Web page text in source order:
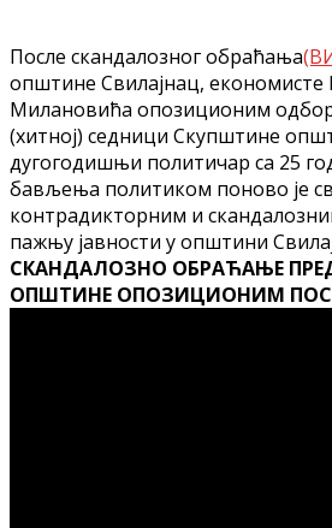
После скандалозног обраћања
општине Свилајнац, економисте
Милановића опозиционим
(хитној) седници Скупштине
дугогодишњи политичар са 25
бављења политиком поново је
контрадикторним и
пажњу јавности у општини
СКАНДАЛОЗНО ОБРАЋАЊЕ
ОПШТИНЕ ОПОЗИЦИОНИМ